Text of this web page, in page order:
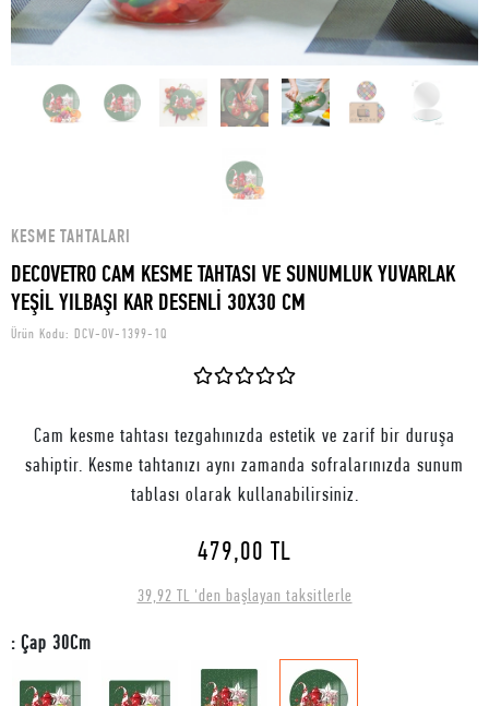
KESME TAHTALARI
DECOVETRO CAM KESME TAHTASI VE SUNUMLUK YUVARLAK
YEŞİL YILBAŞI KAR DESENLİ 30X30 CM
Ürün Kodu: DCV-OV-1399-1Q
Cam kesme tahtası tezgahınızda estetik ve zarif bir duruşa
sahiptir. Kesme tahtanızı aynı zamanda sofralarınızda sunum
tablası olarak kullanabilirsiniz.
479,00 TL
39,92 TL 'den başlayan taksitlerle
: Çap 30Cm